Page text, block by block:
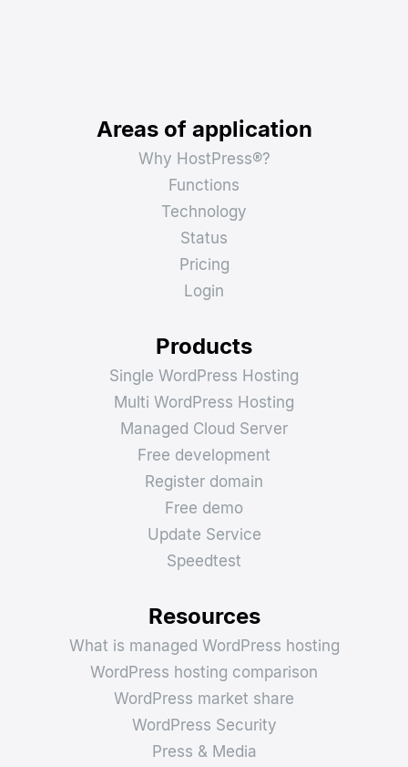
Areas of application
Why HostPress®?
Functions
Technology
Status
Pricing
Login
Products
Single WordPress Hosting
Multi WordPress Hosting
Managed Cloud Server
Free development
Register domain
Free demo
Update Service
Speedtest
Resources
What is managed WordPress hosting
WordPress hosting comparison
WordPress market share
WordPress Security
Press & Media